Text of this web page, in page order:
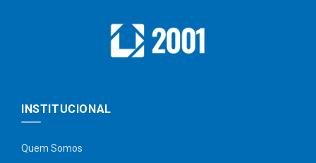
INSTITUCIONAL
Quem Somos